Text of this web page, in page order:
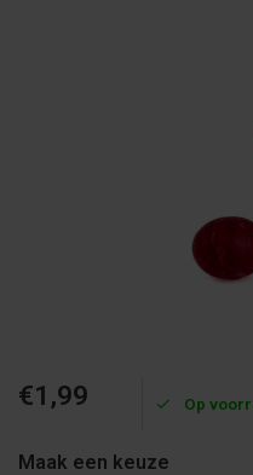
€1,99 Op
Maak een keuze